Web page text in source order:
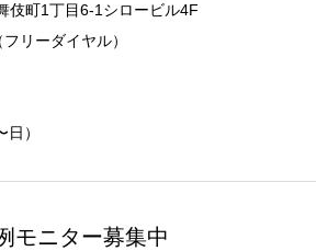
伎町1丁目6-1シロービル4F
リーダイヤル）
）
モニター募集中